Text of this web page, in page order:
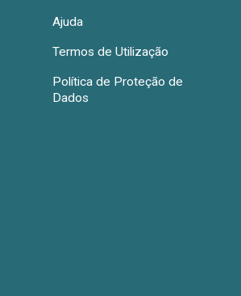
Ajuda
Termos de Utilização
Política de Proteção de
Dados